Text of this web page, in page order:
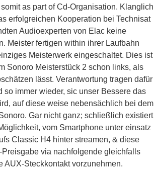
as part of Cd-Organisation. Klanglich
erfolgreichen Kooperation bei Technisat
Audioexperten von Elac keine
Meister fertigen within ihrer Laufbahn
Meisterwerk eingeschaltet. Dies ist
Sonoro Meisterstück 2 schon links, als
lässt. Verantwortung tragen dafür
so immer wieder, sic unser Bessere das
auf diese weise nebensächlich bei dem
Gar nicht ganz; schließlich existiert
vom Smartphone unter einsatz
Classic H4 hinter streamen, & diese
via nachfolgende gleichfalls
AUX-Steckkontakt vorzunehmen.